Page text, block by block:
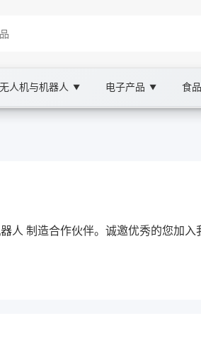
无人机与机器人 ▼ 电子产品 ▼ 食
制造合作伙伴。诚邀优秀的您加入